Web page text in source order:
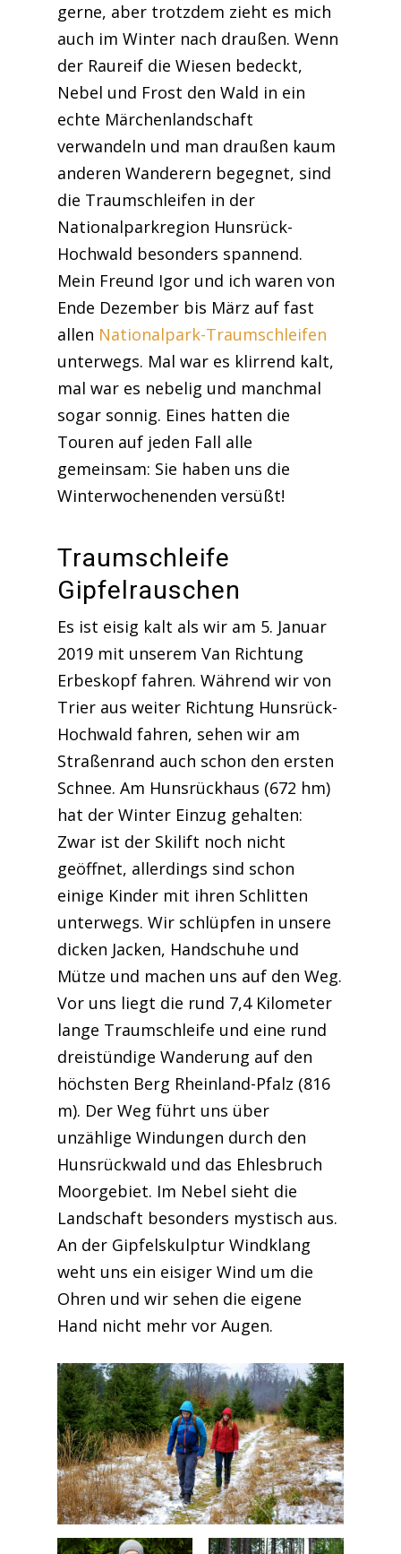
gerne, aber trotzdem zieht es mich
auch im Winter nach draußen. Wenn
der Raureif die Wiesen bedeckt,
Nebel und Frost den Wald in ein
echte Märchenlandschaft
verwandeln und man draußen kaum
anderen Wanderern begegnet, sind
die Traumschleifen in der
Nationalparkregion Hunsrück-
Hochwald besonders spannend.
Mein Freund Igor und ich waren von
Ende Dezember bis März auf fast
allen Nationalpark-Traumschleifen
unterwegs. Mal war es klirrend kalt,
mal war es nebelig und manchmal
sogar sonnig. Eines hatten die
Touren auf jeden Fall alle
gemeinsam: Sie haben uns die
Winterwochenenden versüßt!
Traumschleife
Gipfelrauschen
Es ist eisig kalt als wir am 5. Januar
2019 mit unserem Van Richtung
Erbeskopf fahren. Während wir von
Trier aus weiter Richtung Hunsrück-
Hochwald fahren, sehen wir am
Straßenrand auch schon den ersten
Schnee. Am Hunsrückhaus (672 hm)
hat der Winter Einzug gehalten:
Zwar ist der Skilift noch nicht
geöffnet, allerdings sind schon
einige Kinder mit ihren Schlitten
unterwegs. Wir schlüpfen in unsere
dicken Jacken, Handschuhe und
Mütze und machen uns auf den Weg.
Vor uns liegt die rund 7,4 Kilometer
lange Traumschleife und eine rund
dreistündige Wanderung auf den
höchsten Berg Rheinland-Pfalz (816
m). Der Weg führt uns über
unzählige Windungen durch den
Hunsrückwald und das Ehlesbruch
Moorgebiet. Im Nebel sieht die
Landschaft besonders mystisch aus.
An der Gipfelskulptur Windklang
weht uns ein eisiger Wind um die
Ohren und wir sehen die eigene
Hand nicht mehr vor Augen.